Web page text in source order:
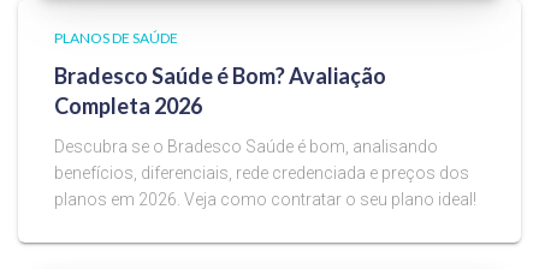
PLANOS DE SAÚDE
Bradesco Saúde é Bom? Avaliação
Completa 2026
Descubra se o Bradesco Saúde é bom, analisando
benefícios, diferenciais, rede credenciada e preços dos
planos em 2026. Veja como contratar o seu plano ideal!